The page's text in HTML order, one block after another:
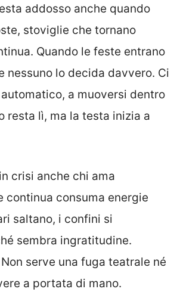
addosso anche quando
stoviglie che tornano
Quando le feste entrano
nessuno lo decida davvero. Ci
a muoversi dentro
resta lì, ma la testa inizia a
crisi anche chi ama
consuma energie
saltano, i confini si
sembra ingratitudine.
serve una fuga teatrale né
a portata di mano.